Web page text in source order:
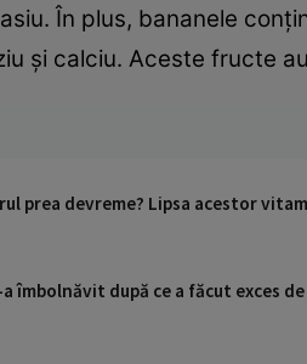
În plus, bananele
și calciu. Aceste fructe
prea devreme? Lipsa acestor
îmbolnăvit după ce a făcut exces